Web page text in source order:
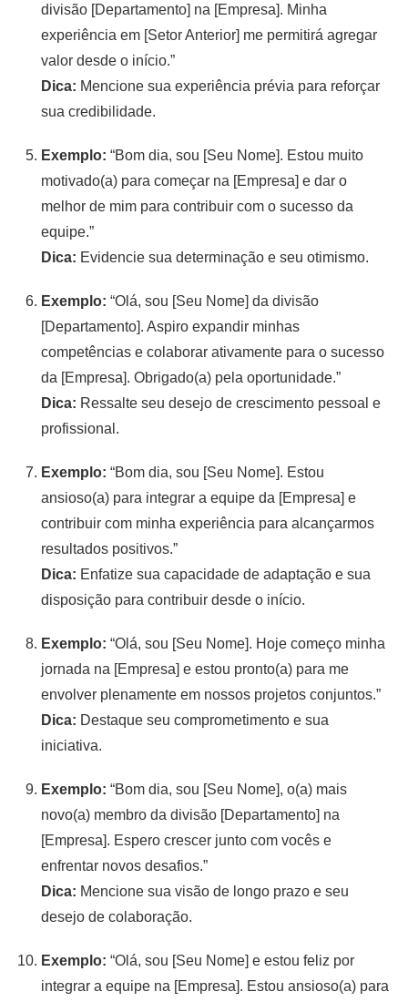
divisão [Departamento] na [Empresa]. Minha
experiência em [Setor Anterior] me permitirá agregar
valor desde o início.”
Dica: Mencione sua experiência prévia para reforçar
sua credibilidade.
Exemplo: “Bom dia, sou [Seu Nome]. Estou muito
motivado(a) para começar na [Empresa] e dar o
melhor de mim para contribuir com o sucesso da
equipe.”
Dica: Evidencie sua determinação e seu otimismo.
Exemplo: “Olá, sou [Seu Nome] da divisão
[Departamento]. Aspiro expandir minhas
competências e colaborar ativamente para o sucesso
da [Empresa]. Obrigado(a) pela oportunidade.”
Dica: Ressalte seu desejo de crescimento pessoal e
profissional.
Exemplo: “Bom dia, sou [Seu Nome]. Estou
ansioso(a) para integrar a equipe da [Empresa] e
contribuir com minha experiência para alcançarmos
resultados positivos.”
Dica: Enfatize sua capacidade de adaptação e sua
disposição para contribuir desde o início.
Exemplo: “Olá, sou [Seu Nome]. Hoje começo minha
jornada na [Empresa] e estou pronto(a) para me
envolver plenamente em nossos projetos conjuntos.”
Dica: Destaque seu comprometimento e sua
iniciativa.
Exemplo: “Bom dia, sou [Seu Nome], o(a) mais
novo(a) membro da divisão [Departamento] na
[Empresa]. Espero crescer junto com vocês e
enfrentar novos desafios.”
Dica: Mencione sua visão de longo prazo e seu
desejo de colaboração.
Exemplo: “Olá, sou [Seu Nome] e estou feliz por
integrar a equipe na [Empresa]. Estou ansioso(a) para